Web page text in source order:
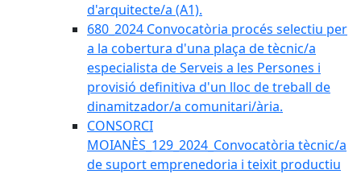
d'arquitecte/a (A1).
680_2024 Convocatòria procés selectiu per
a la cobertura d'una plaça de tècnic/a
especialista de Serveis a les Persones i
provisió definitiva d'un lloc de treball de
dinamitzador/a comunitari/ària.
CONSORCI
MOIANÈS_129_2024_Convocatòria tècnic/a
de suport emprenedoria i teixit productiu